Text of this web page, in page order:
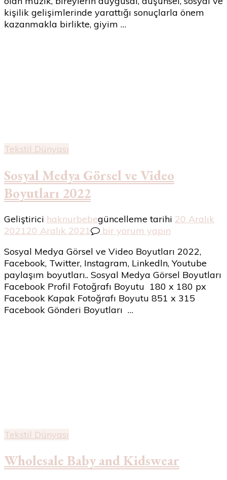
Tarzlarına
Etkisi
için
kişilik gelişimlerinde yarattığı sonuçlarla önem
kazanmakla birlikte, giyim …
Tekstil Dünyası
Sosyal Medya Görsel ve Video
Boyutları 2022
Geliştirici haknurbebegüncelleme tarihi 20 Aralık
202120 Aralık 2021
Sosyal
Görsel
ve
Video
Boyutları
2022
için
bir yorum yapın
Sosyal Medya Görsel ve Video Boyutları 2022,
Facebook, Twitter, Instagram, Linkedln, Youtube
paylaşım boyutları.. Sosyal Medya Görsel Boyutları
Facebook Profil Fotoğrafı Boyutu 180 x 180 px
Facebook Kapak Fotoğrafı Boyutu 851 x 315
Facebook Gönderi Boyutları …
Tekstil Dünyası
Wholesale Baby and Kidswear